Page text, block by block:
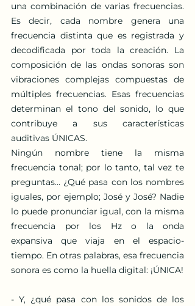
una combinación de varias frecuencias.
Es decir, cada nombre genera una
frecuencia distinta que es registrada y
decodificada por toda la creación. La
composición de las ondas sonoras son
vibraciones complejas compuestas de
múltiples frecuencias. Esas frecuencias
determinan el tono del sonido, lo que
contribuye a sus características
auditivas ÚNICAS.
Ningún nombre tiene la misma
frecuencia tonal; por lo tanto, tal vez te
preguntas... ¿Qué pasa con los nombres
iguales, por ejemplo; José y José? Nadie
lo puede pronunciar igual, con la misma
frecuencia por los Hz o la onda
expansiva que viaja en el espacio-
tiempo. En otras palabras, esa frecuencia
sonora es como la huella digital: ¡ÚNICA!
- Y, ¿qué pasa con los sonidos de los